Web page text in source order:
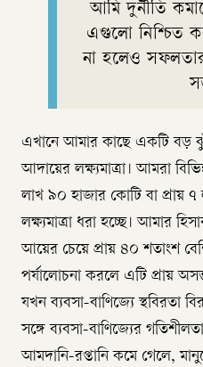
আমি দুর্নীতি
এগুলো নিশ্চিত
না হলেও
এখানে আমার কাছে একটি বড়
আদায়ের লক্ষ্যমাত্রা। আমরা
লাখ ৯০ হাজার কোটি বা প্রায়
লক্ষ্যমাত্রা ধরা হচ্ছে। আমার
আয়ের চেয়ে প্রায় ৪০ শতাংশ
পর্যালোচনা করলে এটি প্রায়
যখন ব্যবসা-বাণিজ্যে স্থবিরতা
সঙ্গে ব্যবসা-বাণিজ্যের
আমদানি-রপ্তানি কমে গেলে,